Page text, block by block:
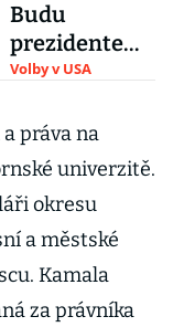
Budu
prezidentem
všech
hlásí Biden. K
vítězství mu
Gates či
Merkelová
Volby v USA
práva na
univerzitě.
okresu
a městské
Kamala
za právníka